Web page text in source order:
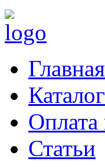
Главная
Оплата
Статьи